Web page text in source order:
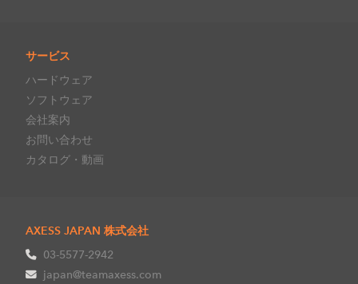
サービス
ハードウェア
ソフトウェア
会社案内
お問い合わせ
カタログ・動画
AXESS JAPAN 株式会社
03-5577-2942
japan@teamaxess.com